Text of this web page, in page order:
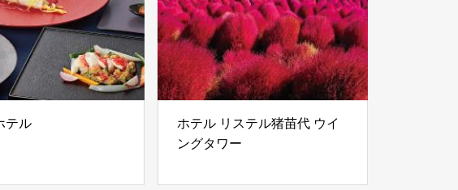
テル
ホテル リステル猪苗代 ウイ
ングタワー